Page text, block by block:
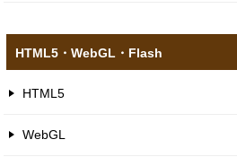
HTML5​・WebGL​・Flash
HTML5
WebGL